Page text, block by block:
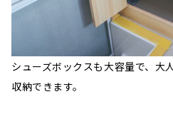
シューズボックスも大容量で、大
収納できます。